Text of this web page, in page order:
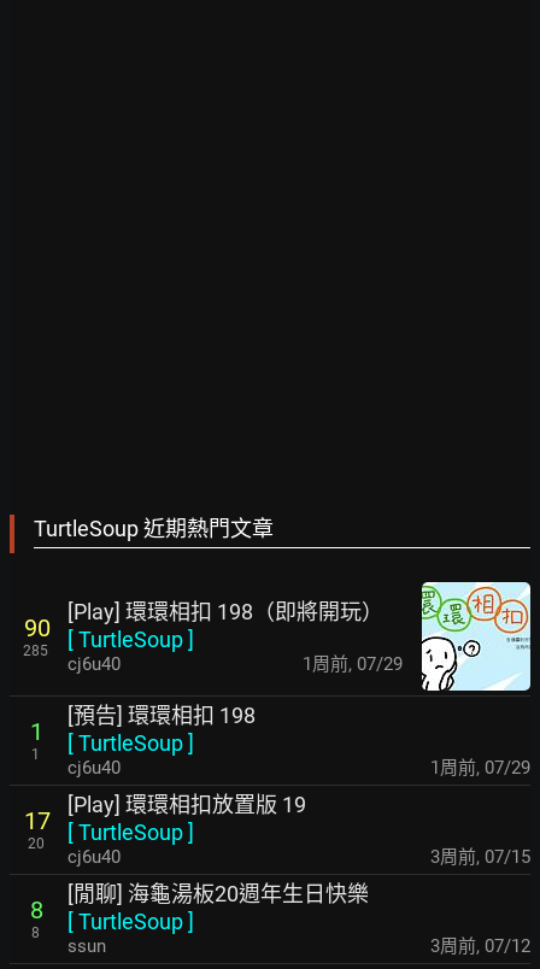
TurtleSoup 近期熱門文章
90
285
[Play] 環環相扣 198（即將開玩）
[TurtleSoup]
cj6u40 1周前, 07/29
1
1
[預告] 環環相扣 198
[TurtleSoup]
cj6u40 1周前, 07/29
17
20
[Play] 環環相扣放置版 19
[TurtleSoup]
cj6u40 3周前, 07/15
8
8
[閒聊] 海龜湯板20週年生日快樂
[TurtleSoup]
ssun 3周前, 07/12